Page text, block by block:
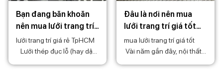
Bạn đang băn khoăn
nên mua lưới trang trí
giá rẻ TpHCM ở đâu uy
tín?
lưới trang trí giá rẻ TpHCM
Lưới thép đục lỗ (hay dập
Đâu là nơi nên mua
lưới trang trí giá tốt
đáng tin cậy tại
TpHCM?
mua lưới trang trí giá tốt
Vài năm gần đây, nội thất